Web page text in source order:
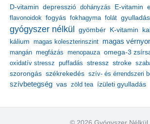
D-vitamin depresszió dohányzás E-vitamin
flavonoidok fogyás fokhagyma folát
gyógyszer nélkül gyömbér K-vitamin
kálium magas koleszterinszint magas
mangán megfázás menopauza omega-3
oxidatív stressz puffadás stressz stroke
szorongás székrekedés szív- és érrendszeri
szívbetegség vas zöld tea ízületi gyulladás